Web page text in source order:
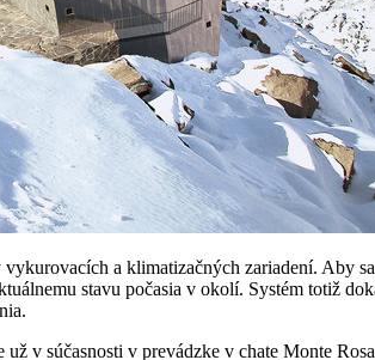
a klimatizačných zariadení. Aby
stavu počasia v okolí. Systém totiž
v súčasnosti v prevádzke v chate Monte